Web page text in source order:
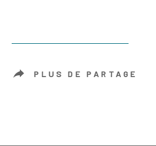
PLUS DE PARTAGE